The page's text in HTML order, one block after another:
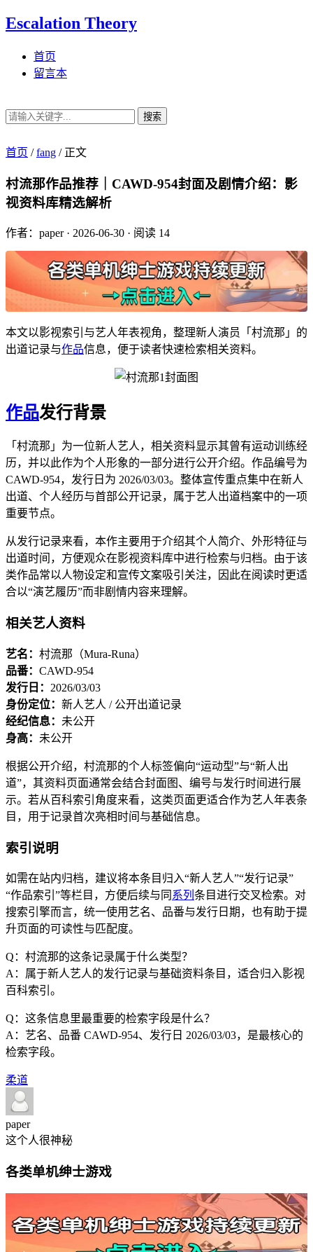
Escalation Theory
首页
留言本
搜索
首页 / fang /正文
村流那作品推荐｜CAWD-954封面及剧情介绍：影
视资料库精选解析
作者：paper· 2026-06-30 · 阅读 14
本文以影视索引与艺人年表视角，整理新人演员「村流那」的
出道记录与作品信息，便于读者快速检索相关资料。
作品发行背景
「村流那」为一位新人艺人，相关资料显示其曾有运动训练经
历，并以此作为个人形象的一部分进行公开介绍。作品编号为
CAWD-954，发行日为 2026/03/03。整体宣传重点集中在新人
出道、个人经历与首部公开记录，属于艺人出道档案中的一项
重要节点。
从发行记录来看，本作主要用于介绍其个人简介、外形特征与
出道时间，方便观众在影视资料库中进行检索与归档。由于该
类作品常以人物设定和宣传文案吸引关注，因此在阅读时更适
合以“演艺履历”而非剧情内容来理解。
相关艺人资料
艺名： 村流那（Mura-Runa）
品番： CAWD-954
发行日： 2026/03/03
身份定位： 新人艺人 / 公开出道记录
经纪信息： 未公开
身高： 未公开
根据公开介绍，村流那的个人标签偏向“运动型”与“新人出
道”，其资料页面通常会结合封面图、编号与发行时间进行展
示。若从百科索引角度来看，这类页面更适合作为艺人年表条
目，用于记录首次亮相时间与基础信息。
索引说明
如需在站内归档，建议将本条目归入“新人艺人”“发行记录”
“作品索引”等栏目，方便后续与同 系列 条目进行交叉检索。对
搜索引擎而言，统一使用艺名、品番与发行日期，也有助于提
升页面的可读性与匹配度。
Q：村流那的这条记录属于什么类型？
A：属于新人艺人的发行记录与基础资料条目，适合归入影视
百科索引。
Q：这条信息里最重要的检索字段是什么？
A：艺名、品番 CAWD-954、发行日 2026/03/03，是最核心的
检索字段。
柔道
paper
这个人很神秘
各类单机绅士游戏